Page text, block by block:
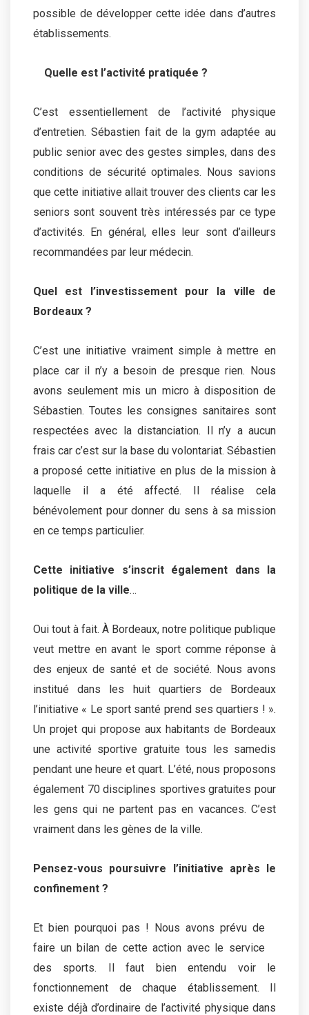
possible de développer cette idée dans d’autres
établissements.
Quelle est l’activité pratiquée ?
C’est essentiellement de l’activité physique
d’entretien. Sébastien fait de la gym adaptée au
public senior avec des gestes simples, dans des
conditions de sécurité optimales. Nous savions
que cette initiative allait trouver des clients car les
seniors sont souvent très intéressés par ce type
d’activités. En général, elles leur sont d’ailleurs
recommandées par leur médecin.
Quel est l’investissement pour la ville de
Bordeaux ?
C’est une initiative vraiment simple à mettre en
place car il n’y a besoin de presque rien. Nous
avons seulement mis un micro à disposition de
Sébastien. Toutes les consignes sanitaires sont
respectées avec la distanciation. Il n’y a aucun
frais car c’est sur la base du volontariat. Sébastien
a proposé cette initiative en plus de la mission à
laquelle il a été affecté. Il réalise cela
bénévolement pour donner du sens à sa mission
en ce temps particulier.
Cette initiative s’inscrit également dans la
politique de la ville…
Oui tout à fait. À Bordeaux, notre politique publique
veut mettre en avant le sport comme réponse à
des enjeux de santé et de société. Nous avons
institué dans les huit quartiers de Bordeaux
l’initiative « Le sport santé prend ses quartiers ! ».
Un projet qui propose aux habitants de Bordeaux
une activité sportive gratuite tous les samedis
pendant une heure et quart. L’été, nous proposons
également 70 disciplines sportives gratuites pour
les gens qui ne partent pas en vacances. C’est
vraiment dans les gènes de la ville.
Pensez-vous poursuivre l’initiative après le
confinement ?
Et bien pourquoi pas ! Nous avons prévu de
faire un bilan de cette action avec le service
des sports. Il faut bien entendu voir le
fonctionnement de chaque établissement. Il
existe déjà d’ordinaire de l’activité physique dans